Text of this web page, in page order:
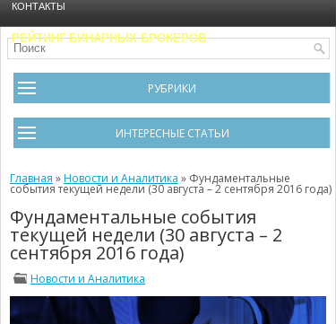
КОНТАКТЫ
РЕЙТИНГ БИНАРНЫХ БРОКЕРОВ
РУБРИКИ
Брокеры
Видео
Инструменты
Общая информация
Определения
Опционы для начинающих
Стратегии
ИНТЕРЕСНЫЕ СТАТЬИ
Черный список брокеров
Ошибки в бинарном трейдинге
Психологии трейдинга
Отзывы о бинарных опционах
Главная »Новости и Аналитика » Фундаментальные
события текущей недели (30 августа – 2 сентября 2016 года)
Фундаментальные события
текущей недели (30 августа – 2
сентября 2016 года)
Новости и Аналитика